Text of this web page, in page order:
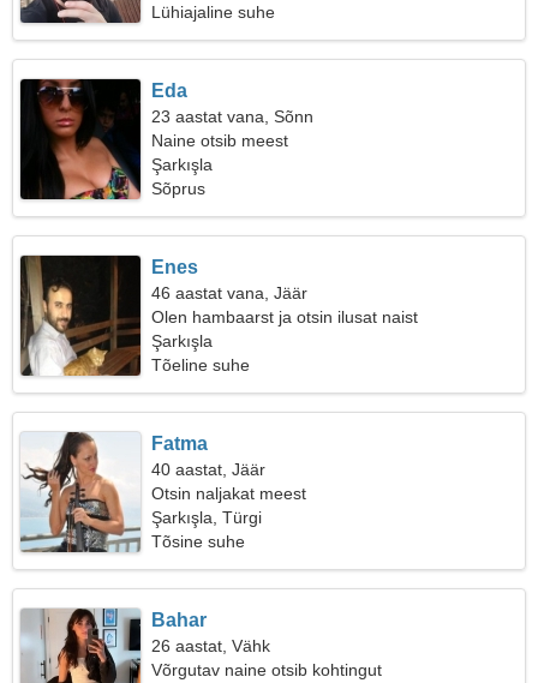
Lühiajaline suhe
Eda
23 aastat vana, Sõnn
Naine otsib meest
Şarkışla
Sõprus
Enes
46 aastat vana, Jäär
Olen hambaarst ja otsin ilusat naist
Şarkışla
Tõeline suhe
Fatma
40 aastat, Jäär
Otsin naljakat meest
Şarkışla, Türgi
Tõsine suhe
Bahar
26 aastat, Vähk
Võrgutav naine otsib kohtingut